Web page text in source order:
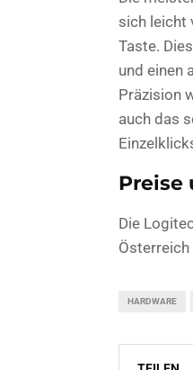
sich leicht
Taste.
und einen
Präzision
auch das
Preise
Die
HARDWARE